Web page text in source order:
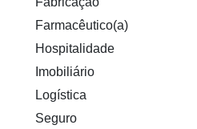
Farmacêutico(a)
Hospitalidade
Imobiliário
Logística
Seguro